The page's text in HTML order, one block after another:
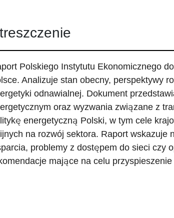
Polskiego Instytutu Ekonomicznego
Analizuje stan obecny, perspektywy
odnawialnej. Dokument
oraz wyzwania związane z
energetyczną Polski, w tym cele
na rozwój sektora. Raport wskazuje
problemy z dostępem do sieci czy
mające na celu